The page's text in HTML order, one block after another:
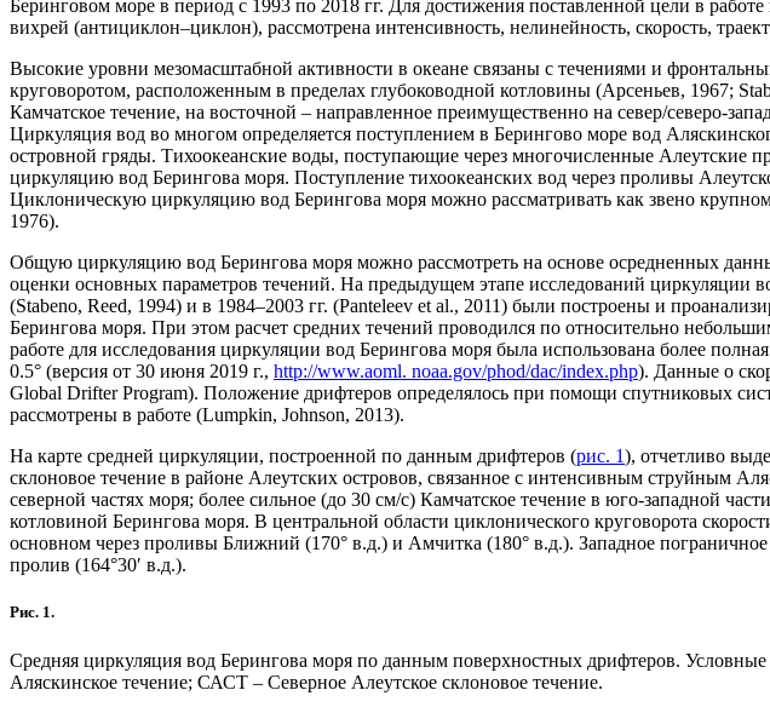
Беринговом море в период с 1993 по 2018 гг. Для достижения поставленной цели в
вихрей (антициклон–циклон), рассмотрена интенсивность, нелинейность, скорость,
Высокие уровни мезомасштабной активности в океане связаны с течениями и
круговоротом, расположенным в пределах глубоководной котловины (Арсеньев, 1967;
Камчатское течение, на восточной – направленное преимущественно на север/северо-
Циркуляция вод во многом определяется поступлением в Берингово море вод
островной гряды. Тихоокеанские воды, поступающие через многочисленные
циркуляцию вод Берингова моря. Поступление тихоокеанских вод через проливы
Циклоническую циркуляцию вод Берингова моря можно рассматривать как звено
1976).
Общую циркуляцию вод Берингова моря можно рассмотреть на основе осредненных
оценки основных параметров течений. На предыдущем этапе исследований
(Stabeno, Reed, 1994) и в 1984–2003 гг. (Panteleev et al., 2011) были построены и
Берингова моря. При этом расчет средних течений проводился по относительно
работе для исследования циркуляции вод Берингова моря была использована более
0.5° (версия от 30 июня 2019 г., http://www.aoml. noaa.gov/phod/dac/index.php). Данные о
Global Drifter Program). Положение дрифтеров определялось при помощи спутниковых
рассмотрены в работе (Lumpkin, Johnson, 2013).
На карте средней циркуляции, построенной по данным дрифтеров (рис. 1), отчетливо
склоновое течение в районе Алеутских островов, связанное с интенсивным струйным
северной частях моря; более сильное (до 30 см/с) Камчатское течение в юго-западной
котловиной Берингова моря. В центральной области циклонического круговорота
основном через проливы Ближний (170° в.д.) и Амчитка (180° в.д.). Западное
пролив (164°30′ в.д.).
Рис. 1.
Средняя циркуляция вод Берингова моря по данным поверхностных дрифтеров.
Аляскинское течение; САСТ – Северное Алеутское склоновое течение.